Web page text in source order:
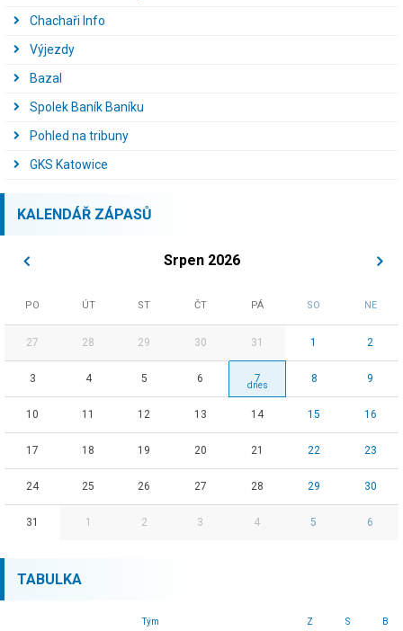
Chachaři Info
Výjezdy
Bazal
Spolek Baník Baníku
Pohled na tribuny
GKS Katowice
KALENDÁŘ ZÁPASŮ
Srpen 2026
PO ÚT ST ČT PÁ SO NE
27 28 29 30 31 1 2
3 4 5 6 7 8 9
10 11 12 13 14 15 16
17 18 19 20 21 22 23
24 25 26 27 28 29 30
31 1 2 3 4 5 6
TABULKA
Tým Z S B